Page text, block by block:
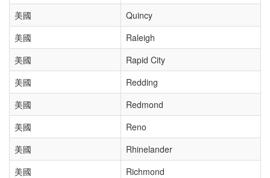
美國
Quincy
美國
Raleigh
美國
Rapid City
美國
Redding
美國
Redmond
美國
Reno
美國
Rhinelander
美國
Richmond